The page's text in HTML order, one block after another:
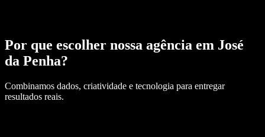
Por que escolher nossa agência em José
da Penha?
Combinamos dados, criatividade e tecnologia para entregar
resultados reais.